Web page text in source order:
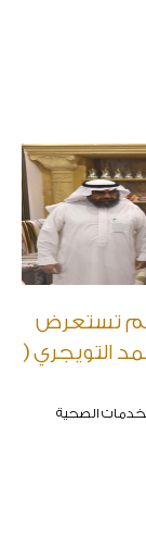
تستعرض
التويجري (
الصحية